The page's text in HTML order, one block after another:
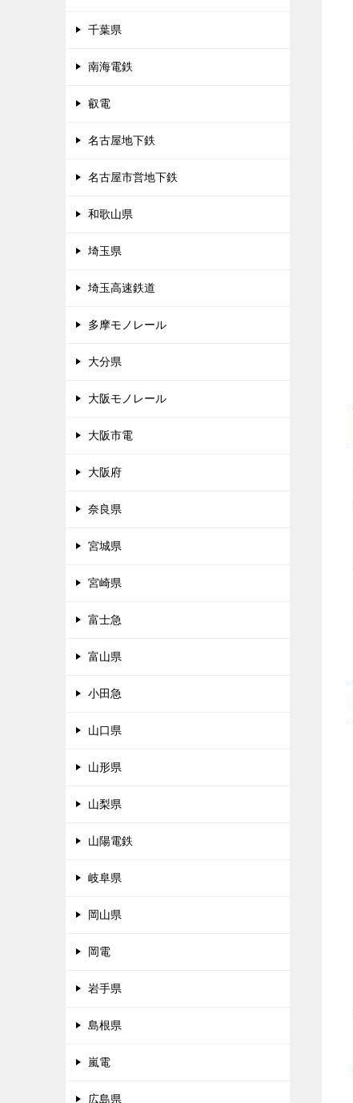
千葉県
南海電鉄
叡電
名古屋地下鉄
名古屋市営地下鉄
和歌山県
埼玉県
埼玉高速鉄道
多摩モノレール
大分県
大阪モノレール
大阪市電
大阪府
奈良県
宮城県
宮崎県
富士急
富山県
小田急
山口県
山形県
山梨県
山陽電鉄
岐阜県
岡山県
岡電
岩手県
島根県
嵐電
広島県